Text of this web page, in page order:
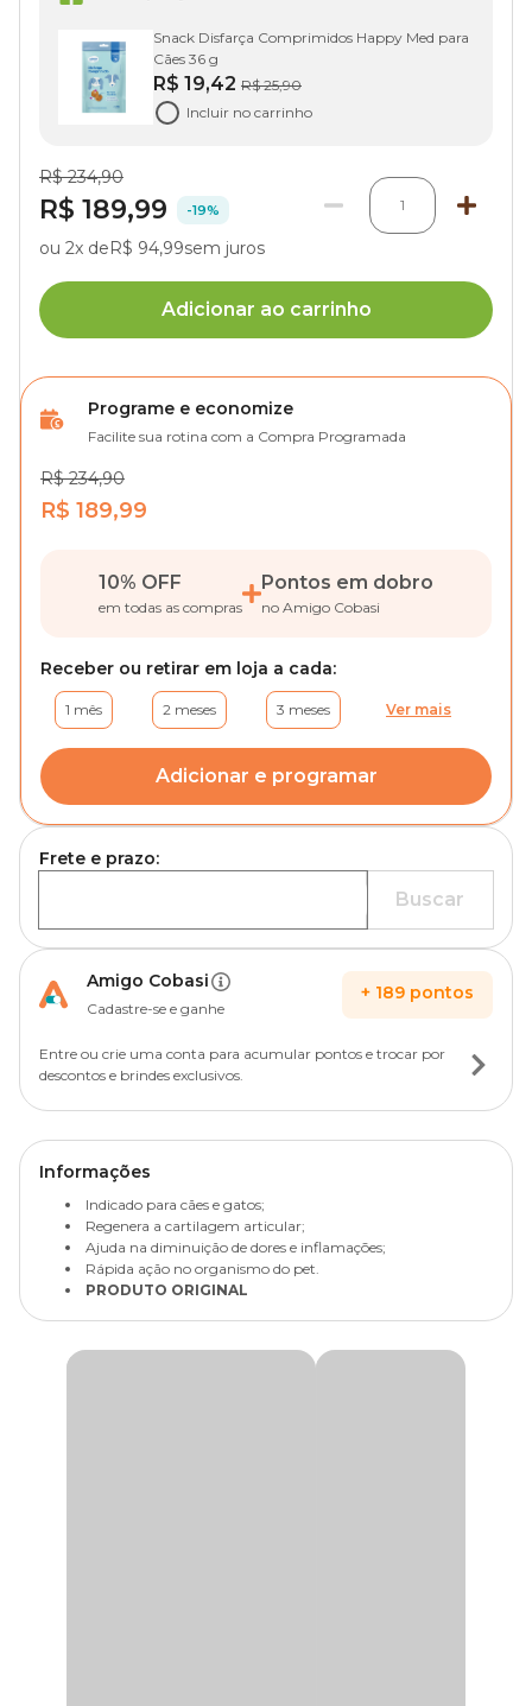
Snack Disfarça Comprimidos Happy Med para
Cães 36 g
R$ 19,42 R$ 25,90
Incluir no carrinho
R$ 234,90
R$ 189,99 -19% 1
ou 2x deR$ 94,99sem juros
Adicionar ao carrinho
Programe e economize
Facilite sua rotina com a Compra Programada
R$ 234,90
R$ 189,99
10% OFF
em todas as compras
Pontos em dobro
no Amigo Cobasi
Receber ou retirar em loja a cada:
1 mês 2 meses 3 meses Ver mais
Adicionar e programar
Frete e prazo:
Buscar
Amigo Cobasi
Cadastre-se e ganhe
+ 189 pontos
Entre ou crie uma conta para acumular pontos e trocar por
descontos e brindes exclusivos.
Informações
Indicado para cães e gatos;
Regenera a cartilagem articular;
Ajuda na diminuição de dores e inflamações;
Rápida ação no organismo do pet.
PRODUTO ORIGINAL